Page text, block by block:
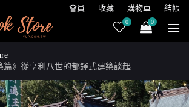
會員 收藏 購物車 結帳
0 0
篇》從亨利八世的都鐸式建築談起